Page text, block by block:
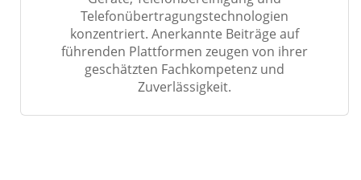
Telefonübertragungstechnologien
konzentriert. Anerkannte Beiträge auf
führenden Plattformen zeugen von ihrer
geschätzten Fachkompetenz und
Zuverlässigkeit.